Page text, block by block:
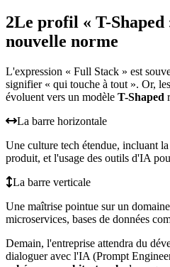
2Le profil « T-
nouvelle norme
L'expression « Full Stack » est
signifier « qui touche à tout ». Or,
évoluent vers un modèle T-Shaped
La barre horizontale
Une culture tech étendue, incluant
produit, et l'usage des outils d'IA
La barre verticale
Une maîtrise pointue sur un
microservices, bases de données
Demain, l'entreprise attendra du
dialoguer avec l'IA (Prompt